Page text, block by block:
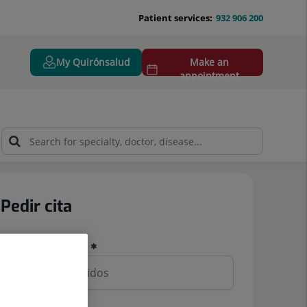
932 906 200
Patient services:
My Quirónsalud
Make an
appointment
Pedir cita